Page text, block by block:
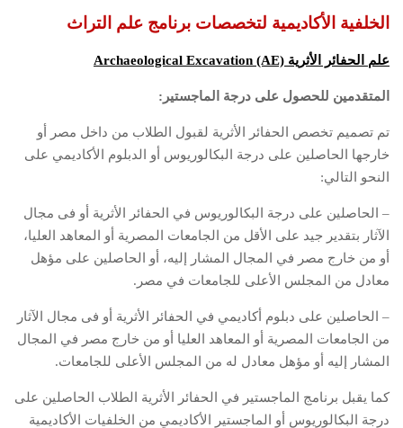
الخلفية الأكاديمية لتخصصات برنامج علم التراث
علم الحفائر الأثرية Archaeological Excavation (AE)
المتقدمين للحصول على درجة الماجستير:
تم تصميم تخصص الحفائر الأثرية لقبول الطلاب من داخل مصر أو
خارجها الحاصلين على درجة البكالوريوس أو الدبلوم الأكاديمي على
النحو التالي:
– الحاصلين على درجة البكالوريوس في الحفائر الأثرية أو فى مجال
الآثار بتقدير جيد على الأقل من الجامعات المصرية أو المعاهد العليا،
أو من خارج مصر في المجال المشار إليه، أو الحاصلين على مؤهل
معادل من المجلس الأعلى للجامعات في مصر.
– الحاصلين على دبلوم أكاديمي في الحفائر الأثرية أو فى مجال الآثار
من الجامعات المصرية أو المعاهد العليا أو من خارج مصر في المجال
المشار إليه أو مؤهل معادل له من المجلس الأعلى للجامعات.
كما يقبل برنامج الماجستير في الحفائر الأثرية الطلاب الحاصلين على
درجة البكالوريوس أو الماجستير الأكاديمي من الخلفيات الأكاديمية